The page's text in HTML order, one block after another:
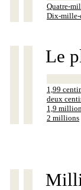
Quatre-
Dix-mille-
Le
1,99
deux
1,9
2 millions